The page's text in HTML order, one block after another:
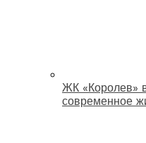
ЖК «Королев»
современное